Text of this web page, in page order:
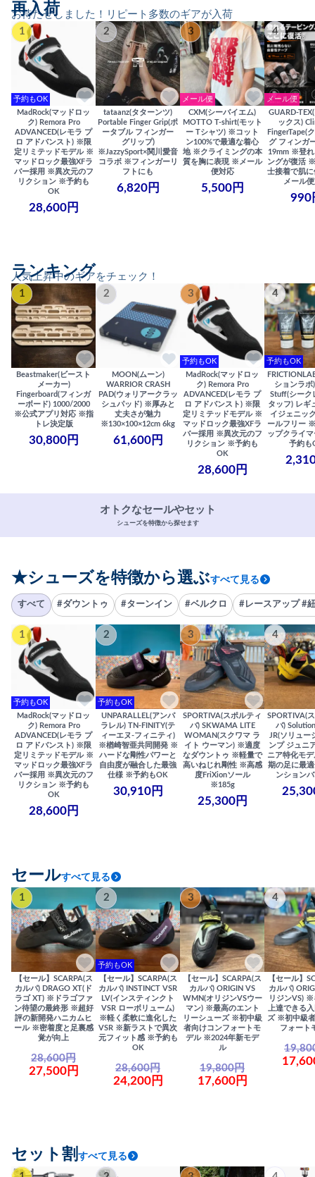
お待たせしました！リピート多数のギアが入荷
再入荷
1
予約もOK
MadRock(マッドロッ
ク) Remora Pro
ADVANCED(レモラ プ
ロ アドバンスト) ※限
定リミテッドモデル ※
マッドロック最強XFラ
バー採用 ※異次元のフ
リクション ※予約も
OK
28,600円
2
tataanz(タターンツ)
Portable Finger Grip(ポ
ータブル フィンガー
グリップ)
※JazzySport×関川愛音
コラボ ※フィンガーリ
フトにも
6,820円
3
メール便
CXM(シーバイエム)
MOTTO T-shirt(モット
ー Tシャツ) ※コット
ン100%で最適な着心
地 ※クライミングの本
質を胸に表現 ※メール
便対応
5,500円
4
メール便
GUARD-
ックス)
FingerTape(
グ フィンガ
19mm ※登れ
ングが復活
士接着で肌
メール
990
人気上昇中のギアをチェック！
ランキング
1
Beastmaker(ビースト
メーカー)
Fingerboard(フィンガ
ーボード) 1000/2000
※公式アプリ対応 ※指
トレ決定版
30,800円
2
MOON(ムーン)
WARRIOR CRASH
PAD(ウォリアークラッ
シュパッド) ※厚みと
丈夫さが魅力
※130×100×12cm 6kg
61,600円
3
予約もOK
MadRock(マッドロッ
ク) Remora Pro
ADVANCED(レモラ プ
ロ アドバンスト) ※限
定リミテッドモデル ※
マッドロック最強XFラ
バー採用 ※異次元のフ
リクション ※予約も
OK
28,600円
4
予約もOK
ションラボ
Stuff(シーク
タッフ) レギ
イジェニッ
ールフリー
ップクライ
予約も
オトクなセールやセット
シューズを特徴から探せます
★シューズを特徴から選ぶすべて見る
すべて #ダウントゥ #ターンイン #ベルクロ #レースアップ #
1
予約もOK
MadRock(マッドロッ
ク) Remora Pro
ADVANCED(レモラ プ
ロ アドバンスト) ※限
定リミテッドモデル ※
マッドロック最強XFラ
バー採用 ※異次元のフ
リクション ※予約も
OK
28,600円
2
予約もOK
UNPARALLEL(アンパ
ラレル) TN-FINITY(テ
ィーエヌ-フィニティ)
※楢崎智亜共同開発 ※
ハードな剛性パワーと
自由度が融合した最強
仕様 ※予約もOK
30,910円
3
SPORTIVA(スポルティ
バ) SKWAMA LITE
WOMAN(スクワマ ラ
イト ウーマン) ※適度
なダウントゥ ※軽量で
高いねじれ剛性 ※高感
度FriXionソール
※185g
25,300円
4
SPORTIVA(
バ)
JR(ソリュー
ンプ ジュニ
ニア特化モ
期の足に最
ンション
セールすべて見る
1
【セール】SCARPA(ス
カルパ) DRAGO XT(ド
ラゴ XT) ※ドラゴファ
ン待望の最終形 ※超好
評の新開発ハニカムヒ
ール ※密着度と足裏感
覚が向上
28,600円
27,500円
2
予約もOK
【セール】SCARPA(ス
カルパ) INSTINCT VSR
LV(インスティンクト
VSR ローボリューム)
※軽く柔軟に進化した
VSR ※新ラストで異次
元フィット感 ※予約も
OK
28,600円
24,200円
3
【セール】SCARPA(ス
カルパ) ORIGIN VS
WMN(オリジンVSウー
マン) ※最高のエント
リーシューズ ※初中級
者向けコンフォートモ
デル ※2024年新モデ
ル
19,800円
17,600円
4
【セール】
カルパ)
リジンVS) ※
上達できる
ズ ※初中級
フォート
セット割 すべて見る